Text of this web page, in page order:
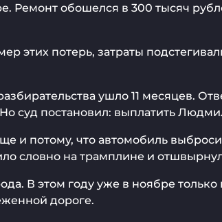
Ремонт обошелся в 300 тысяч
этих потерь, затраты
ушло 11 месяцев.
суд постановил: выплатить
и потому, что автомобиль
словно на трамплине и
В этом году уже в ноябре
дороге.